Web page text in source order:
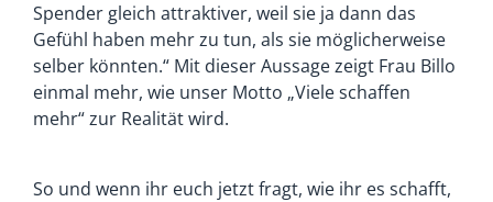
Spender gleich attraktiver, weil sie ja dann das
Gefühl haben mehr zu tun, als sie möglicherweise
selber könnten.“ Mit dieser Aussage zeigt Frau Billo
einmal mehr, wie unser Motto „Viele schaffen
mehr“ zur Realität wird.
So und wenn ihr euch jetzt fragt, wie ihr es schafft,